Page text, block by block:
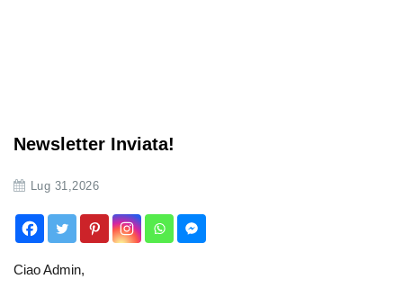
Newsletter Inviata!
Lug 31,2026
Ciao Admin,